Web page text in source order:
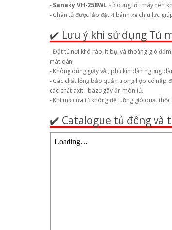
- Sanaky VH-258WL sử dụng lốc máy nén
- Chân tủ được lắp đặt 4 bánh xe chịu lực
✔️ Lưu ý khi sử dụng Tủ
- Đặt tủ nơi khô ráo, ít bụi và thoáng gió
mát dàn.
- Không dùng giấy vải, phủ kín dàn ngưng
- Các chất lỏng bảo quản trong hộp có nắp
các chất axit - bazơ gây ăn mòn tủ.
- Khi mở cửa tủ không để luồng gió quạt
✔️ Catalogue tủ đông và